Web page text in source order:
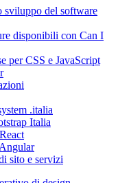
sviluppo del software
disponibili con Can I
per CSS e JavaScript
.italia
Italia
sito e servizi